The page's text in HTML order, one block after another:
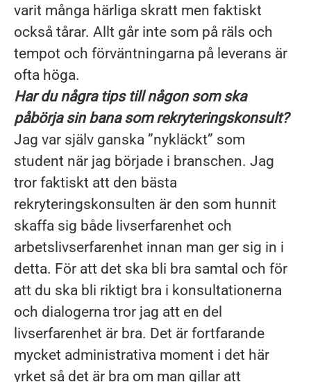
varit många härliga skratt men faktiskt
också tårar. Allt går inte som på räls och
tempot och förväntningarna på leverans är
ofta höga.
Har du några tips till någon som ska
påbörja sin bana som rekryteringskonsult?
Jag var själv ganska ”nykläckt” som
student när jag började i branschen. Jag
tror faktiskt att den bästa
rekryteringskonsulten är den som hunnit
skaffa sig både livserfarenhet och
arbetslivserfarenhet innan man ger sig in i
detta. För att det ska bli bra samtal och för
att du ska bli riktigt bra i konsultationerna
och dialogerna tror jag att en del
livserfarenhet är bra. Det är fortfarande
mycket administrativa moment i det här
yrket så det är bra om man gillar att